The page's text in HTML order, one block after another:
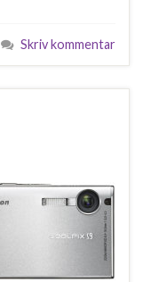
Skriv kommentar